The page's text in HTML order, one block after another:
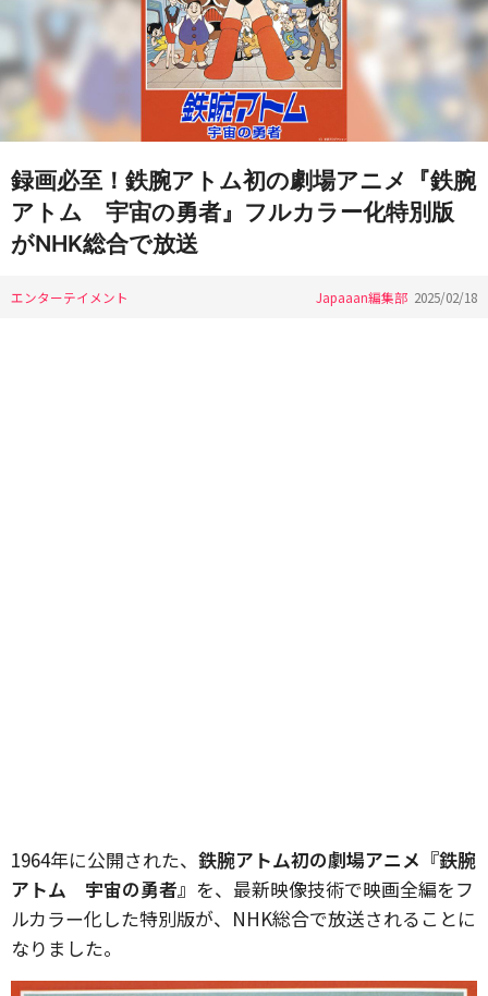
録画必至！鉄腕アトム初の劇場アニメ『鉄腕
アトム 宇宙の勇者』フルカラー化特別版
がNHK総合で放送
エンターテイメント Japaaan編集部 2025/02/18
1964年に公開された、 鉄腕アトム初の劇場アニメ『鉄腕
アトム 宇宙の勇者』 を、最新映像技術で映画全編をフ
ルカラー化した特別版が、NHK総合で放送されることに
なりました。